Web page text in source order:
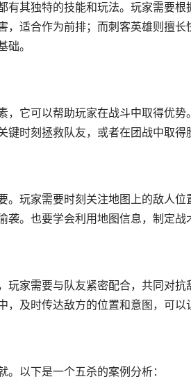
有其独特的技能和玩法。玩家需要
，适合作为前排；而刺客英雄则擅
。
，它可以帮助玩家在战斗中取得优
时刻拯救队友，或者在团战中取得
。玩家需要时刻关注地图上的敌人
。也要学会利用地图信息，制定战
玩家需要与队友紧密配合，共同对
及时传达敌方的位置和意图，可以
以下是一个五杀的案例分析：